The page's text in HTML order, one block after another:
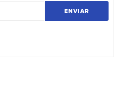
ENVIAR